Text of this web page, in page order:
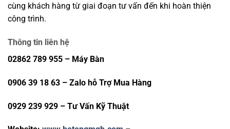
cùng khách hàng từ giai đoạn tư vấn đến khi hoàn thiện
công trình.
Thông tin liên hệ
02862 789 955 – Máy Bàn
0906 39 18 63 – Zalo hỗ Trợ Mua Hàng
0929 239 929 – Tư Vấn Kỹ Thuật